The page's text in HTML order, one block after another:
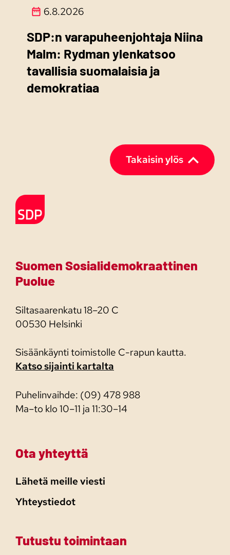
6.8.2026
SDP:n varapuheenjohtaja Niina
Malm: Rydman ylenkatsoo
tavallisia suomalaisia ja
demokratiaa
Takaisin ylös
Etusivulle
Suomen Sosialidemokraattinen
Puolue
Siltasaarenkatu 18–20 C
00530 Helsinki
Sisäänkäynti toimistolle C-rapun kautta.
Katso sijainti kartalta
Puhelinvaihde: (09) 478 988
Ma–to klo 10–11 ja 11:30–14
Ota yhteyttä
Lähetä meille viesti
Yhteystiedot
Tutustu toimintaan